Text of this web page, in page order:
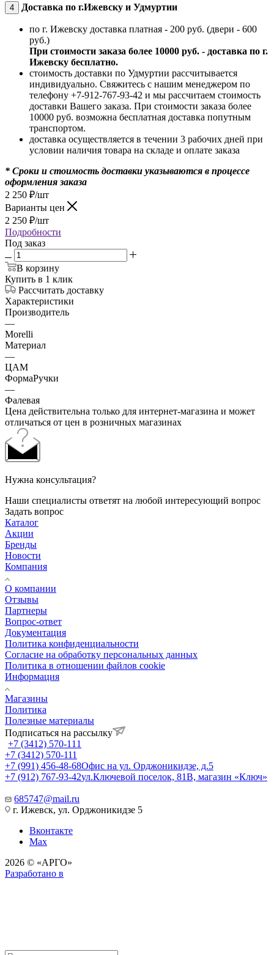
4 Доставка по г.Ижевску и Удмуртии
по г. Ижевску доставка платная - 200 руб. (двери - 600
руб.)
При стоимости заказа более 10000 руб. - доставка по г.
Ижевску бесплатно.
стоимость доставки по Удмуртии рассчитывается
индивидуально. Свяжитесь с нашим менеджером по
телефону +7-912-767-93-42 и мы рассчитаем стоимость
доставки Вашего заказа. При стоимости заказа более
10000 руб. возможна бесплатная доставка попутным
транспортом.
доставка осуществляется в течении 3 рабочих дней при
условии наличия товара на складе и оплате заказа
* Сроки и стоимость доставки указываются в процессе
оформления заказа
2 250 ₽/шт
Варианты цен
2 250 ₽/шт
Подробности
Под заказ
В корзину
Купить в 1 клик
Рассчитать доставку
Характеристики
Производитель
—
Morelli
Материал
—
ЦАМ
ФормаРучки
—
Фалевая
Цена действительна только для интернет-магазина и может
отличаться от цен в розничных магазинах
Нужна консультация?
Наши специалисты ответят на любой интересующий вопрос
Задать вопрос
Каталог
Акции
Бренды
Новости
Компания
О компании
Отзывы
Партнеры
Вопрос-ответ
Документация
Политика конфиденциальности
Согласие на обработку персональных данных
Политика в отношении файлов cookie
Информация
Магазины
Политика
Полезные материалы
Подписаться на рассылку
+7 (3412) 570-111
+7 (3412) 570-111
+7 (991) 456-48-68Офис на ул. Орджоникидзе, д.5
+7 (912) 767-93-42ул.Ключевой поселок, 81В, магазин «Ключ»
685747@mail.ru
г. Ижевск, ул. Орджоникидзе 5
Вконтакте
Max
2026 © «АРГО»
Разработано в